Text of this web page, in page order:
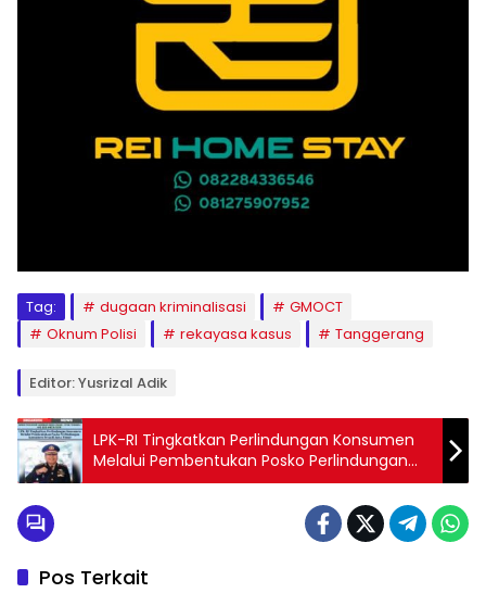
Tag: dugaan kriminalisasi
GMOCT
Oknum Polisi
rekayasa kasus Tanggerang
Editor: Yusrizal Adik
LPK-RI Tingkatkan Perlindungan Konsumen
Melalui Pembentukan Posko Perlindungan
Konsumen Desa di Jawa Timur
Pos Terkait